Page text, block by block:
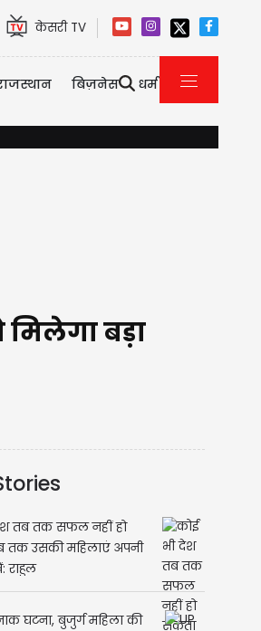
केसरी TV
बिज़नेस धर्म
बड़ा
तब तक सफल नहीं हो
तक उसकी महिलाएं अपनी
राहुल
घटना, बुजुर्ग महिला की